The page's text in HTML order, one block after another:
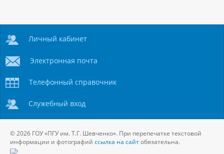
Личный кабинет
Электронная почта
Телефонный справочник
Служебный вход
© 2026 ГОУ «ПГУ им. Т.Г. Шевченко». При перепечатке текстовой
информации и фотографий ссылка на сайтобязательна.